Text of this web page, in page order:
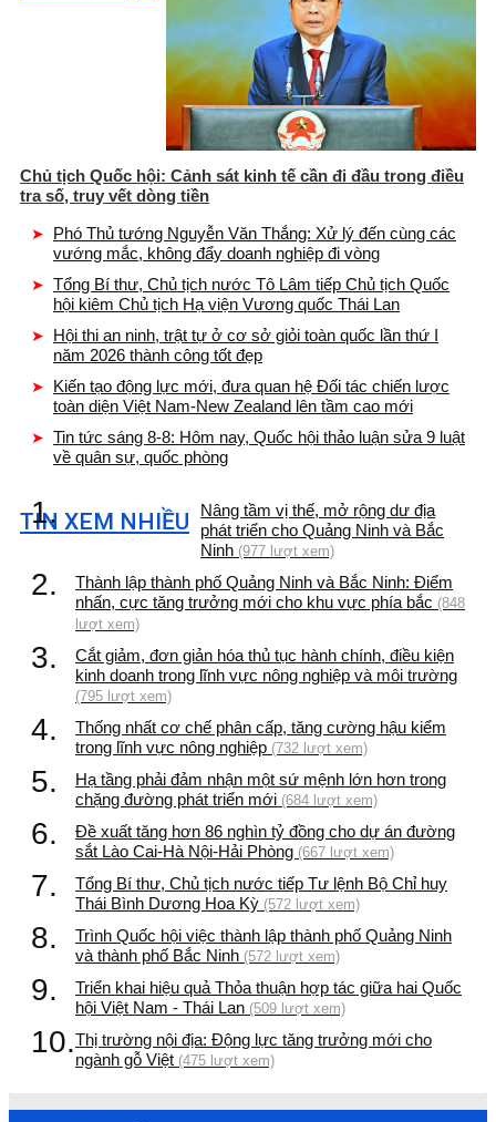
Chủ tịch Quốc hội: Cảnh sát kinh tế cần đi đầu trong điều
tra số, truy vết dòng tiền
Phó Thủ tướng Nguyễn Văn Thắng: Xử lý đến cùng các
vướng mắc, không đẩy doanh nghiệp đi vòng
Tổng Bí thư, Chủ tịch nước Tô Lâm tiếp Chủ tịch Quốc
hội kiêm Chủ tịch Hạ viện Vương quốc Thái Lan
Hội thi an ninh, trật tự ở cơ sở giỏi toàn quốc lần thứ I
năm 2026 thành công tốt đẹp
Kiến tạo động lực mới, đưa quan hệ Đối tác chiến lược
toàn diện Việt Nam-New Zealand lên tầm cao mới
Tin tức sáng 8-8: Hôm nay, Quốc hội thảo luận sửa 9 luật
về quân sự, quốc phòng
TIN XEM NHIỀU
1.
Nâng tầm vị thế, mở rộng dư địa
phát triển cho Quảng Ninh và Bắc
Ninh (977 lượt xem)
2.
Thành lập thành phố Quảng Ninh và Bắc Ninh: Điểm
nhấn, cực tăng trưởng mới cho khu vực phía bắc (848
lượt xem)
3.
Cắt giảm, đơn giản hóa thủ tục hành chính, điều kiện
kinh doanh trong lĩnh vực nông nghiệp và môi trường
(795 lượt xem)
4.
Thống nhất cơ chế phân cấp, tăng cường hậu kiểm
trong lĩnh vực nông nghiệp (732 lượt xem)
5.
Hạ tầng phải đảm nhận một sứ mệnh lớn hơn trong
chặng đường phát triển mới (684 lượt xem)
6.
Đề xuất tăng hơn 86 nghìn tỷ đồng cho dự án đường
sắt Lào Cai-Hà Nội-Hải Phòng (667 lượt xem)
7.
Tổng Bí thư, Chủ tịch nước tiếp Tư lệnh Bộ Chỉ huy
Thái Bình Dương Hoa Kỳ (572 lượt xem)
8.
Trình Quốc hội việc thành lập thành phố Quảng Ninh
và thành phố Bắc Ninh (572 lượt xem)
9.
Triển khai hiệu quả Thỏa thuận hợp tác giữa hai Quốc
hội Việt Nam - Thái Lan (509 lượt xem)
10.Thị trường nội địa: Động lực tăng trưởng mới cho
ngành gỗ Việt (475 lượt xem)